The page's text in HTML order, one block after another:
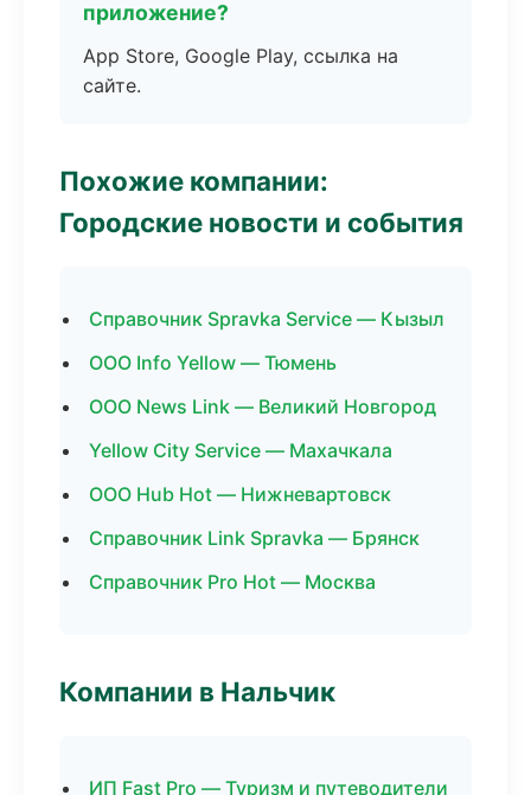
приложение?
App Store, Google Play, ссылка на
сайте.
Похожие компании:
Городские новости и события
Справочник Spravka Service — Кызыл
ООО Info Yellow — Тюмень
ООО News Link — Великий Новгород
Yellow City Service — Махачкала
ООО Hub Hot — Нижневартовск
Справочник Link Spravka — Брянск
Справочник Pro Hot — Москва
Компании в Нальчик
ИП Fast Pro — Туризм и путеводители